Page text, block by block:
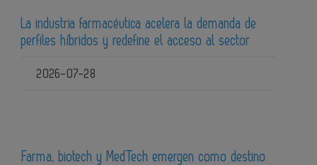
La industria farmacéutica acelera la demanda de
perfiles híbridos y redefine el acceso al sector
2026-07-28
Farma, biotech y MedTech emergen como destino